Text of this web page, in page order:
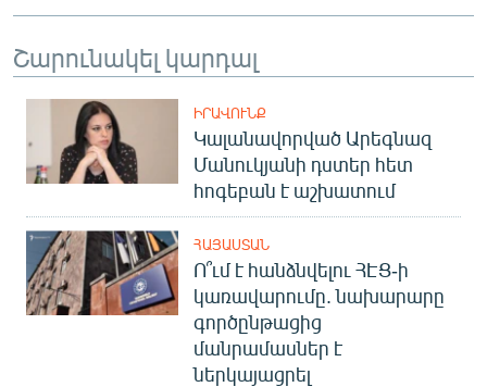
Շարունակել կարդալ
ԻՐԱՎՈՒՆՔ
Կալանավորված Արեգնազ
Մանուկյանի դստեր հետ
հոգեբան է աշխատում
ՀԱՅԱՍՏԱՆ
Ո՞ւմ է հանձնվելու ՀԷՑ-ի
կառավարումը. նախարարը
գործընթացից
մանրամասներ է
ներկայացրել